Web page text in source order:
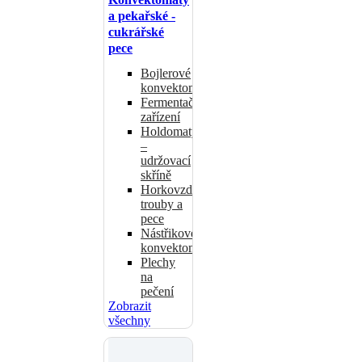
a pekařské -
cukrářské
pece
Bojlerové
konvektomaty
Fermentační
zařízení
Holdomaty
–
udržovací
skříně
Horkovzdušné
trouby a
pece
Nástřikové
konvektomaty
Plechy
na
pečení
Zobrazit
všechny